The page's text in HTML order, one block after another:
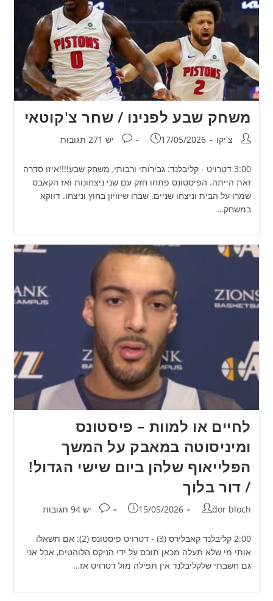
משחק שבע לפנינו / שחר צ'קוטאי
מחבר:צ'יקו פורסם:
17/05/2026 תגובות:
יש 271 תגובות
3:00 דטרויט - קליבלנד: גבירותי ורבותי, משחק שבע!!!!איזו סדרה
זאת הייתה. הפיסטונס פתחו חזק עם שני ניצחונות ואז הקאבס
שמרו על הבית וניצחו שניים. שברו שיוויון בחוץ וניצחו. דווקא
במשחק…
לחיים או למוות – פיסטונס
ומיניסוטה במאבק על המשך
הפלייאוף שלהן ביום שישי הגדול!
/ דור בלוך
מחבר:
dor bloch פורסם:
15/05/2026 תגובות:
יש 94 תגובות
2:00 קליבלנד קאבלירס (3) - דטרויט פיסטונס (2): אם תשאלו
אותי מי שלא תעלה מכאן תובס על ידי הניקס הלוהטים, אבל אני
גם חשבתי שלקליבלנד אין תפילה מול דטרויט אז…